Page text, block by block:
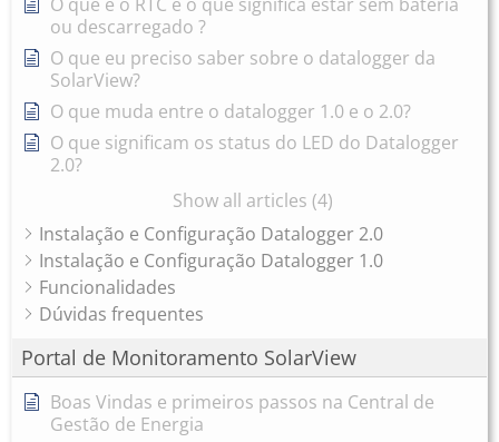
ou descarregado ?
O que eu preciso saber sobre o datalogger da
SolarView?
O que muda entre o datalogger 1.0 e o 2.0?
O que significam os status do LED do Datalogger
2.0?
Show all articles (4)
Instalação e Configuração Datalogger 2.0
Instalação e Configuração Datalogger 1.0
Funcionalidades
Dúvidas frequentes
Portal de Monitoramento SolarView
Boas Vindas e primeiros passos na Central de
Gestão de Energia